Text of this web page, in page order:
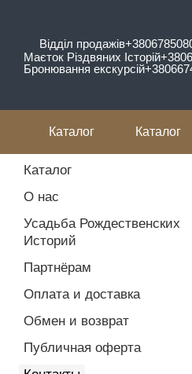
Відділ продажів
Маєток Різдвяних Історій
Бронювання екскурсій
Каталог Каталог
Каталог
О нас
Усадьба Рождественских
Историй
Партнёрам
Оплата и доставка
Обмен и возврат
Публичная оферта